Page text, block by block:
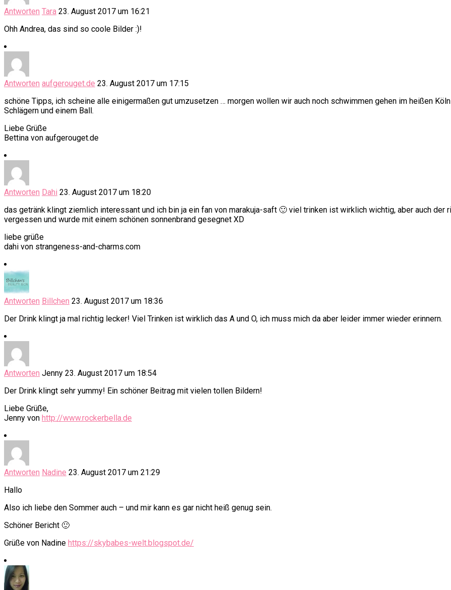
Antworten Tara 23. August 2017 um 16:21
Ohh Andrea, das sind so coole Bilder :)!
Antworten aufgerouget.de 23. August 2017 um 17:15
schöne Tipps, ich scheine alle einigermaßen gut umzusetzen … morgen wollen wir auch noch schwimmen gehen im heißen
Schlägern und einem Ball.
Liebe Grüße
Bettina von aufgerouget.de
Antworten Dahi 23. August 2017 um 18:20
das getränk klingt ziemlich interessant und ich bin ja ein fan von marakuja-saft 🙂 viel trinken ist wirklich wichtig, aber auch der
vergessen und wurde mit einem schönen sonnenbrand gesegnet XD
liebe grüße
dahi von strangeness-and-charms.com
Antworten Billchen 23. August 2017 um 18:36
Der Drink klingt ja mal richtig lecker! Viel Trinken ist wirklich das A und O, ich muss mich da aber leider immer wieder erinnern.
Antworten Jenny 23. August 2017 um 18:54
Der Drink klingt sehr yummy! Ein schöner Beitrag mit vielen tollen Bildern!
Liebe Grüße,
Jenny von http://www.rockerbella.de
Antworten Nadine 23. August 2017 um 21:29
Hallo
Also ich liebe den Sommer auch – und mir kann es gar nicht heiß genug sein.
Schöner Bericht 🙂
Grüße von Nadine https://skybabes-welt.blogspot.de/